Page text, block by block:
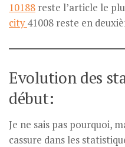
10188 reste l’article le
city41008 reste en
Evolution des
début:
Je ne sais pas pourquoi,
cassure dans les